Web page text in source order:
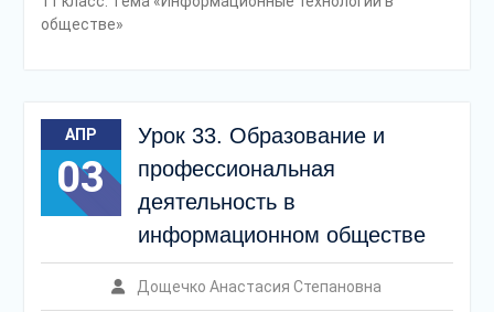
обществе»
АПР
03
Урок 33. Образование и
профессиональная
деятельность в
информационном обществе
Дощечко Анастасия Степановна